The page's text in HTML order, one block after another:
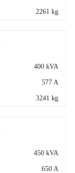
2261 kg
400 kVA
577 A
3241 kg
450 kVA
650 A